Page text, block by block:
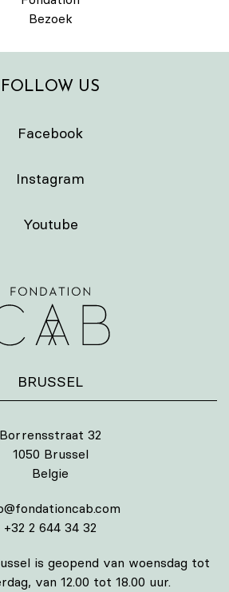
Bezoek
FOLLOW US
Facebook
Instagram
Youtube
BRUSSEL
Borrensstraat 32
1050 Brussel
Belgie
+32 2 644 34 32
is geopend van woensdag tot
van 12.00 tot 18.00 uur.